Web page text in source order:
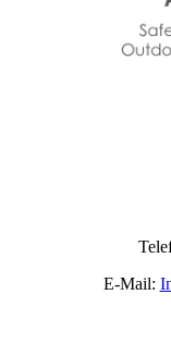
E-Mail: